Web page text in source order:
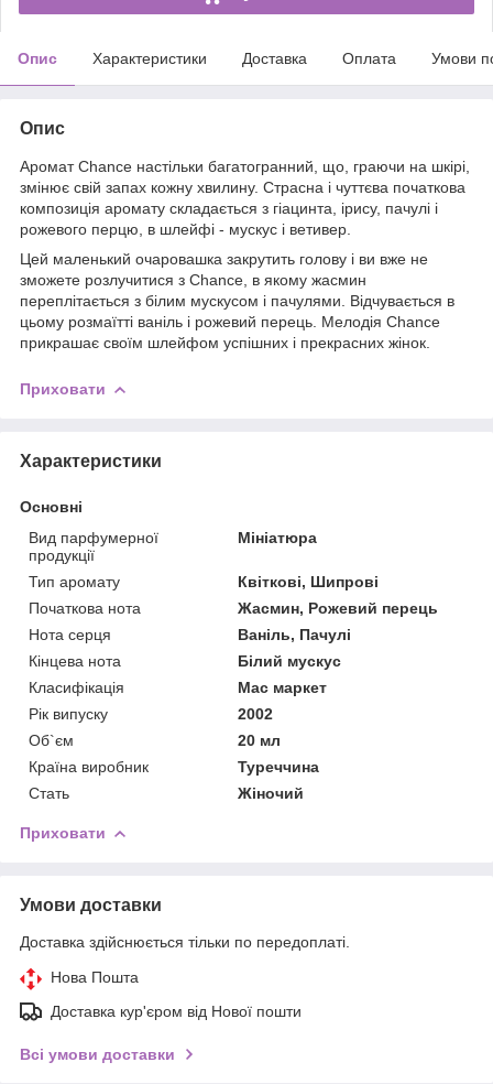
Опис Характеристики Доставка Оплата Умови
Опис
Аромат Chance настільки багатогранний, що, граючи на шкірі,
змінює свій запах кожну хвилину. Страсна і чуттєва початкова
композиція аромату складається з гіацинта, ірису, пачулі і
рожевого перцю, в шлейфі - мускус і ветивер.
Цей маленький очаровашка закрутить голову і ви вже не
зможете розлучитися з Chance, в якому жасмин
переплітається з білим мускусом і пачулями. Відчувається в
цьому розмаїтті ваніль і рожевий перець. Мелодія Chance
прикрашає своїм шлейфом успішних і прекрасних жінок.
Приховати
Характеристики
Основні
Вид парфумерної
продукції
Мініатюра
Тип аромату
Квіткові, Шипрові
Початкова нота
Жасмин, Рожевий перець
Нота серця
Ваніль, Пачулі
Кінцева нота
Білий мускус
Класифікація
Мас маркет
Рік випуску
2002
Об`єм
20 мл
Країна виробник
Туреччина
Стать
Жіночий
Приховати
Умови доставки
Доставка здійснюється тільки по передоплаті.
Нова Пошта
Доставка кур'єром від Нової пошти
Всі умови доставки